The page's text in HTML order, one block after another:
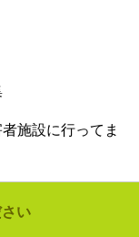
施設に行ってま
い